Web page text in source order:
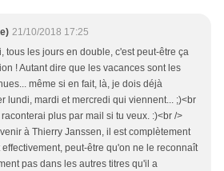
21/10/2018 17:25
tous les jours en double, c'est peut-être ça
! Autant dire que les vacances sont les
même si en fait, là, je dois déjà
lundi, mardi et mercredi qui viennent... ;)<br
raconterai plus par mail si tu veux. :)<br />
à Thierry Janssen, il est complètement
effectivement, peut-être qu'on ne le reconnaît
pas dans les autres titres qu'il a